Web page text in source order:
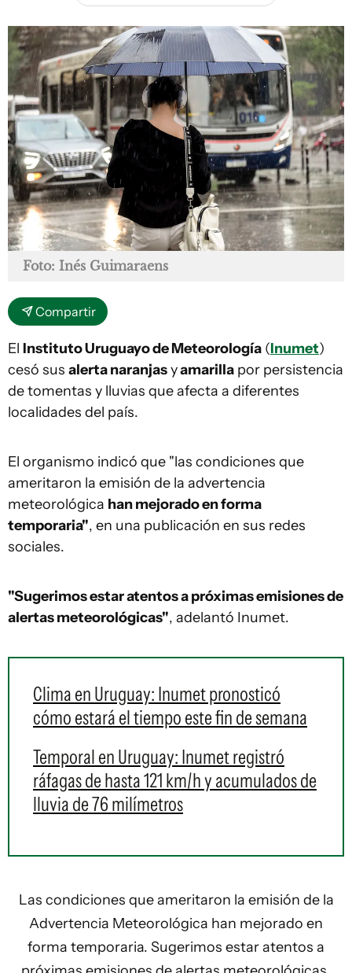
Foto: Inés Guimaraens
Compartir
El Instituto Uruguayo de Meteorología (Inumet)
cesó sus alerta naranjasyamarilla por persistencia
de tomentas y lluvias que afecta a diferentes
localidades del país.
El organismo indicó que "las condiciones que
ameritaron la emisión de la advertencia
meteorológica han mejorado en forma
temporaria", en una publicación en sus redes
sociales.
"Sugerimos estar atentos a próximas emisiones de
alertas meteorológicas", adelantó Inumet.
Clima en Uruguay: Inumet pronosticó
cómo estará el tiempo este fin de semana
Temporal en Uruguay: Inumet registró
ráfagas de hasta 121 km/h y acumulados de
lluvia de 76 milímetros
Las condiciones que ameritaron la emisión de la
Advertencia Meteorológica han mejorado en
forma temporaria. Sugerimos estar atentos a